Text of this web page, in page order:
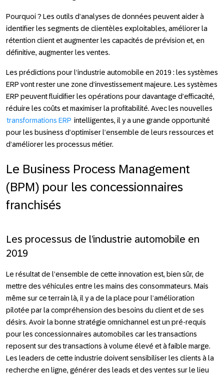
Pourquoi ? Les outils d’analyses de données peuvent aider à
identifier les segments de clientèles exploitables, améliorer la
rétention client et augmenter les capacités de prévision et, en
définitive, augmenter les ventes.
Les prédictions pour l’industrie automobile en 2019 : les systèmes
ERP vont rester une zone d’investissement majeure. Les systèmes
ERP peuvent fluidifier les opérations pour davantage d’efficacité,
réduire les coûts et maximiser la profitabilité. Avec les nouvelles
transformations ERP intelligentes, il y a une grande opportunité
pour les business d’optimiser l’ensemble de leurs ressources et
d’améliorer les processus métier.
Le Business Process Management
(BPM) pour les concessionnaires
franchisés
Les processus de l’industrie automobile en
2019
Le résultat de l’ensemble de cette innovation est, bien sûr, de
mettre des véhicules entre les mains des consommateurs. Mais
même sur ce terrain là, il y a de la place pour l’amélioration
pilotée par la compréhension des besoins du client et de ses
désirs. Avoir la bonne stratégie omnichannel est un pré-requis
pour les concessionnaires automobiles car les transactions
reposent sur des transactions à volume élevé et à faible marge.
Les leaders de cette industrie doivent sensibiliser les clients à la
recherche en ligne, générer des leads et des ventes sur le lieu